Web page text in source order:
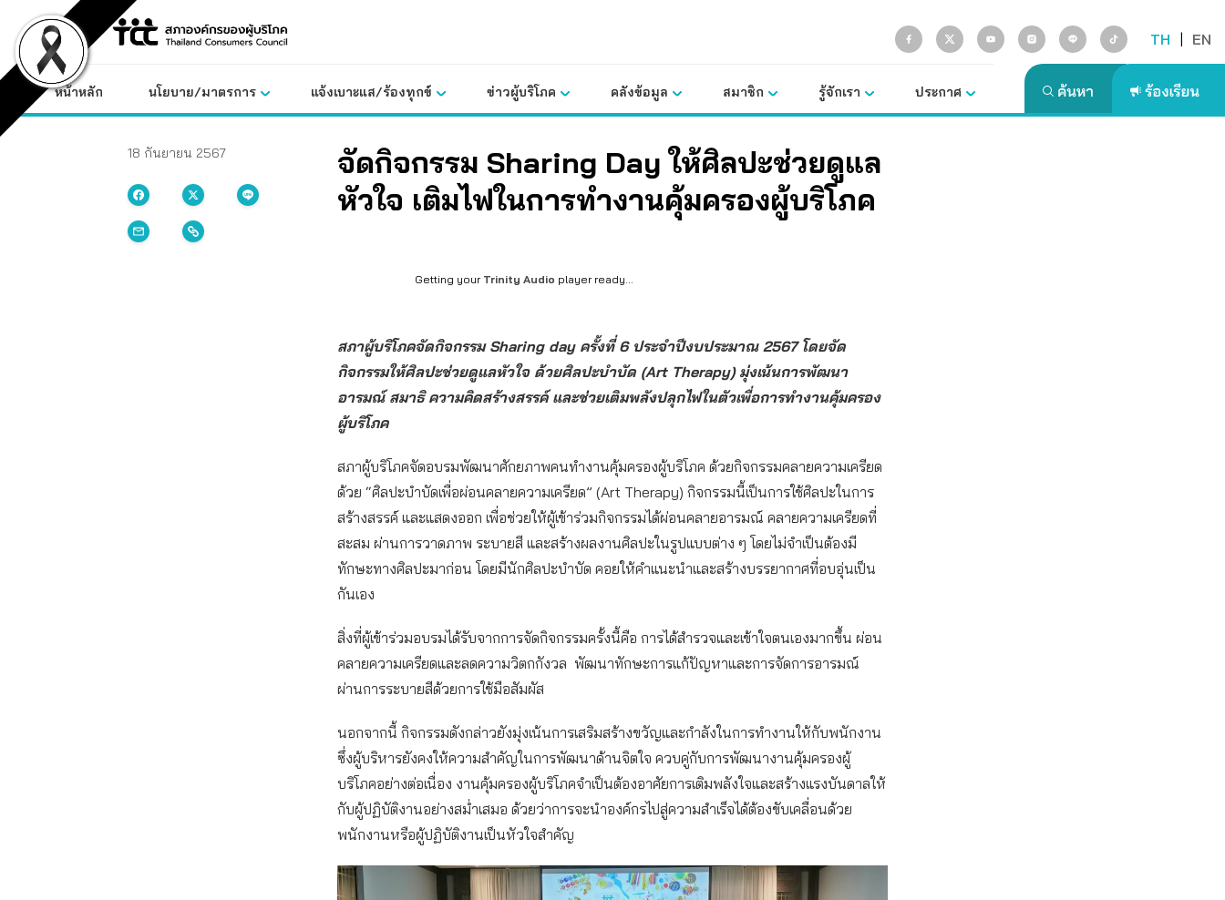
content
TH | EN
หน้าหลัก นโยบาย/มาตรการ แจ้งเบาะแส/ร้องทุกข์ ข่าวผู้บริโภค คลังข้อมูล สมาชิก รู้จักเรา ประกาศ
18 กันยายน 2567
จัดกิจกรรม Sharing Day ให้ศิลปะช่วยดูแล
หัวใจ เติมไฟในการทำงานคุ้มครองผู้บริโภค
Getting your Trinity Audio player ready...
สภาผู้บริโภคจัดกิจกรรม Sharing day ครั้งที่ 6 ประจำปีงบประมาณ 2567 โดยจัด
กิจกรรมให้ศิลปะช่วยดูแลหัวใจ ด้วยศิลปะบำบัด (Art Therapy) มุ่งเน้นการพัฒนา
อารมณ์ สมาธิ ความคิดสร้างสรรค์ และช่วยเติมพลังปลุกไฟในตัวเพื่อการทำงานคุ้มครอง
ผู้บริโภค
สภาผู้บริโภคจัดอบรมพัฒนาศักยภาพคนทำงานคุ้มครองผู้บริโภค ด้วยกิจกรรมคลายความเครียด
ด้วย “ศิลปะบำบัดเพื่อผ่อนคลายความเครียด” (Art Therapy) กิจกรรมนี้เป็นการใช้ศิลปะในการ
สร้างสรรค์ และแสดงออก เพื่อช่วยให้ผู้เข้าร่วมกิจกรรมได้ผ่อนคลายอารมณ์ คลายความเครียดที่
สะสม ผ่านการวาดภาพ ระบายสี และสร้างผลงานศิลปะในรูปแบบต่าง ๆ โดยไม่จำเป็นต้องมี
ทักษะทางศิลปะมาก่อน โดยมีนักศิลปะบำบัด คอยให้คำแนะนำและสร้างบรรยากาศที่อบอุ่นเป็น
กันเอง
สิ่งที่ผู้เข้าร่วมอบรมได้รับจากการจัดกิจกรรมครั้งนี้คือ การได้สำรวจและเข้าใจตนเองมากขึ้น ผ่อน
คลายความเครียดและลดความวิตกกังวล พัฒนาทักษะการแก้ปัญหาและการจัดการอารมณ์
ผ่านการระบายสีด้วยการใช้มือสัมผัส
นอกจากนี้ กิจกรรมดังกล่าวยังมุ่งเน้นการเสริมสร้างขวัญและกำลังในการทำงานให้กับพนักงาน
ซึ่งผู้บริหารยังคงให้ความสำคัญในการพัฒนาด้านจิตใจ ควบคู่กับการพัฒนางานคุ้มครองผู้
บริโภคอย่างต่อเนื่อง งานคุ้มครองผู้บริโภคจำเป็นต้องอาศัยการเติมพลังใจและสร้างแรงบันดาลให้
กับผู้ปฏิบัติงานอย่างสม่ำเสมอ ด้วยว่าการจะนำองค์กรไปสู่ความสำเร็จได้ต้องขับเคลื่อนด้วย
พนักงานหรือผู้ปฏิบัติงานเป็นหัวใจสำคัญ